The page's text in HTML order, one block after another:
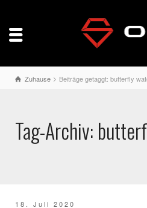
Zuhause Beiträge getaggt: butterfly
Tag-Archiv:
18. Juli 2020